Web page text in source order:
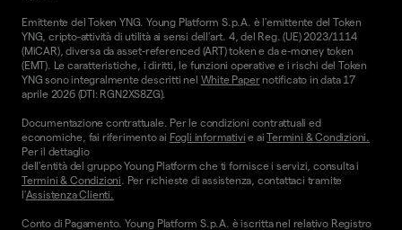
Emittente del Token YNG. Young Platform S.p.A. è l'emittente del Token
YNG, cripto-attività di utilità ai sensi dell'art. 4, del Reg. (UE) 2023/1114
(MiCAR), diversa da asset-referenced (ART) token e da e-money token
(EMT). Le caratteristiche, i diritti, le funzioni operative e i rischi del Token
YNG sono integralmente descritti nel White Papernotificato in data 17
aprile 2026 (DTI: RGN2XS8ZG).
Documentazione contrattuale. Per le condizioni contrattuali ed
economiche, fai riferimento ai Fogli informativi e aiTermini & Condizioni.
Per il dettaglio
dell'entità del gruppo Young Platform che ti fornisce i servizi, consulta i
Termini & Condizioni. Per richieste di assistenza, contattaci tramite
l'Assistenza Clienti.
Conto di Pagamento. Young Platform S.p.A. è iscritta nel relativo Registro